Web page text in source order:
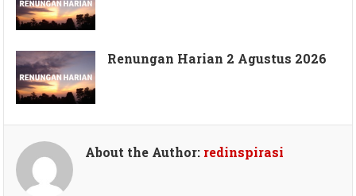
Renungan Harian 2 Agustus 2026
About the Author: redinspirasi